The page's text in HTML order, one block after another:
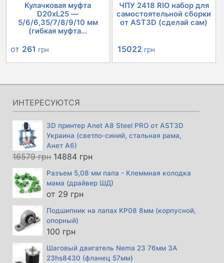
Кулачковая муфта
D20xL25 —
5/6/6,35/7/8/9/10 мм
(гибкая муфта...
от 261 грн
ЧПУ 2418 RIO набор для
самостоятельной сборки
от AST3D (сделай сам)
Первоначальная
цена
составляла
15022 грн
цена:
15022 грн.
ИНТЕРЕСУЮТСЯ
3D принтер Anet A8 Steel PRO от AST3D
Украина (светло-синий, стальная рама,
Анет А6)
16579грн Первоначальная
составляла
16579 грн.
14884 грнТекущая
14884 грн.
Разъем 5,08 мм папа - Клеммная колодка
мама (драйвер ШД)
от 29 грн
Подшипник на лапах KP08 8мм (корпусной,
опорный)
100 грн
Шаговый двигатель Nema 23 76мм 3А
23hs8430 (фланец 57мм)